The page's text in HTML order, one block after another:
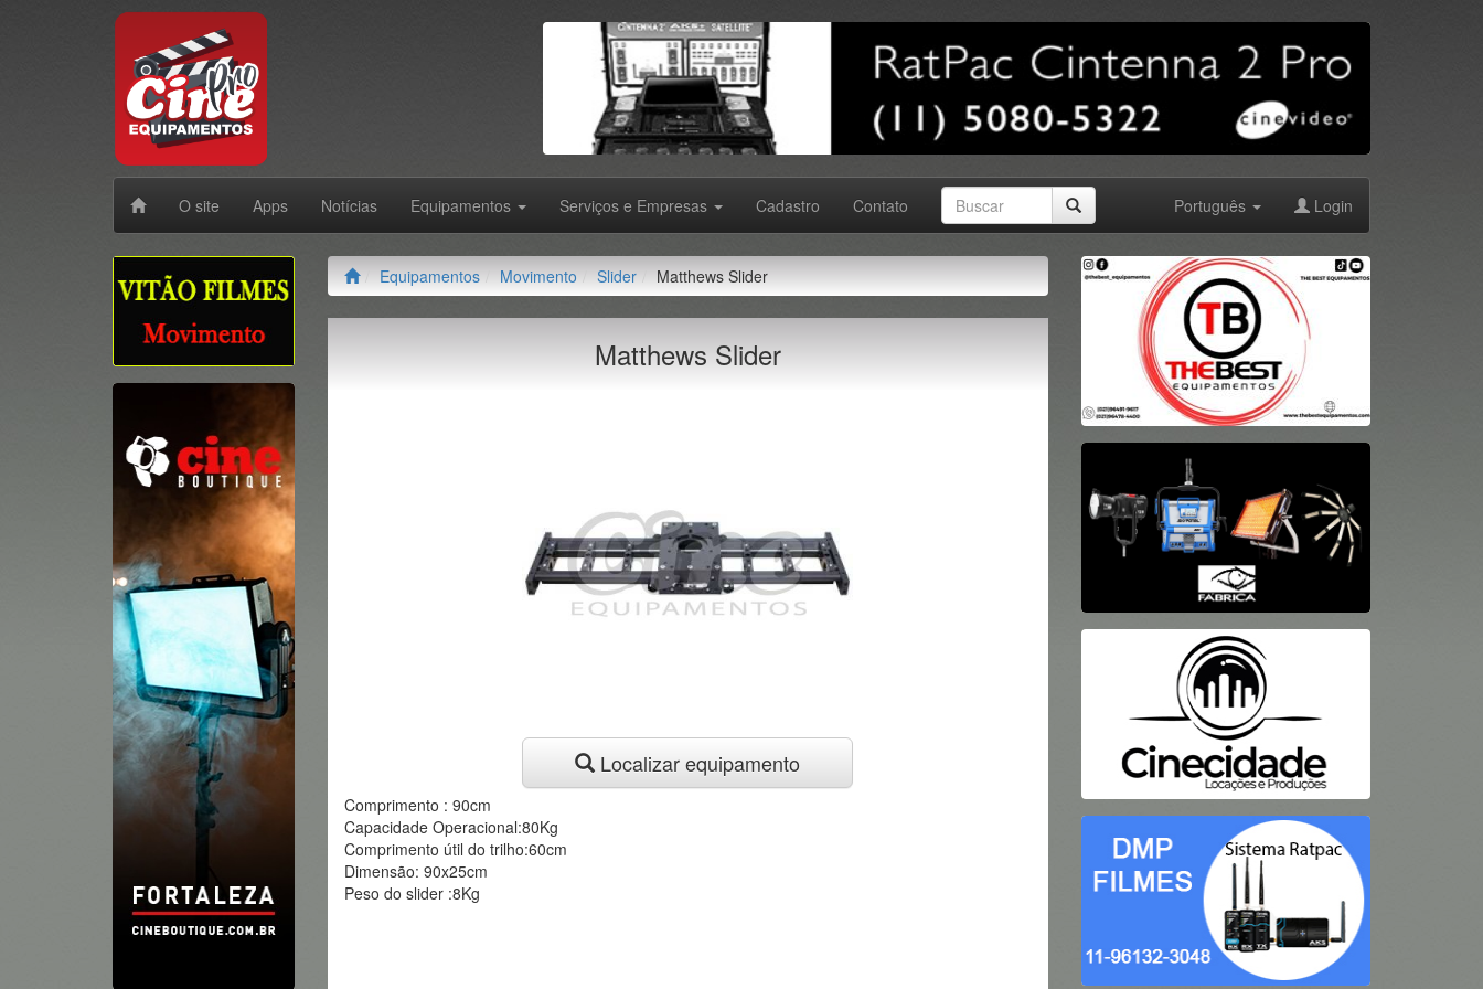
O site Apps Notícias Equipamentos Serviços e Empresas Cadastro Contato Português Login
Equipamentos Movimento Slider Matthews Slider
Matthews Slider
Localizar equipamento
Comprimento : 90cm
Capacidade Operacional:80Kg
Comprimento útil do trilho:60cm
Dimensão: 90x25cm
Peso do slider :8Kg